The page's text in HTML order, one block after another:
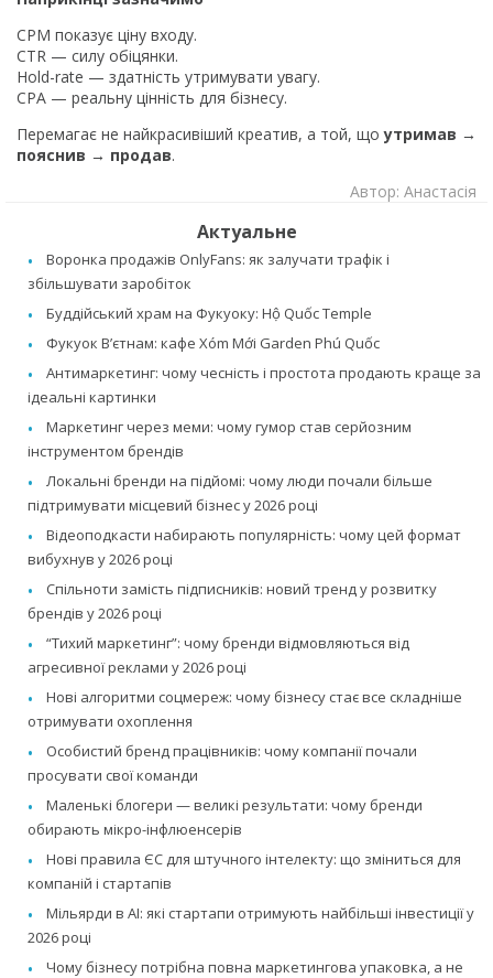
CPM показує ціну входу.
CTR — силу обіцянки.
Hold-rate — здатність утримувати увагу.
CPA — реальну цінність для бізнесу.
Перемагає не найкрасивіший креатив, а той, щоутримав →
пояснив → продав.
Автор: Анастасія
Актуальне
Воронка продажів OnlyFans: як залучати трафік і
збільшувати заробіток
Буддійський храм на Фукуоку: Hộ Quốc Temple
Фукуок В’єтнам: кафе Xóm Mới Garden Phú Quốc
Антимаркетинг: чому чесність і простота продають краще за
ідеальні картинки
Маркетинг через меми: чому гумор став серйозним
інструментом брендів
Локальні бренди на підйомі: чому люди почали більше
підтримувати місцевий бізнес у 2026 році
Відеоподкасти набирають популярність: чому цей формат
вибухнув у 2026 році
Спільноти замість підписників: новий тренд у розвитку
брендів у 2026 році
“Тихий маркетинг”: чому бренди відмовляються від
агресивної реклами у 2026 році
Нові алгоритми соцмереж: чому бізнесу стає все складніше
отримувати охоплення
Особистий бренд працівників: чому компанії почали
просувати свої команди
Маленькі блогери — великі результати: чому бренди
обирають мікро-інфлюенсерів
Нові правила ЄС для штучного інтелекту: що зміниться для
компаній і стартапів
Мільярди в AI: які стартапи отримують найбільші інвестиції у
2026 році
Чому бізнесу потрібна повна маркетингова упаковка, а не